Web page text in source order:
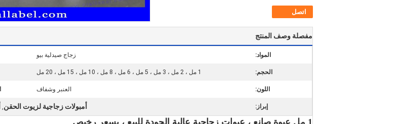
اتصل
مفصلة وصف المنتج
المواد: زجاج صيدلية بيو
الحجم: 1 مل ، 2 مل ، 3 مل ، 5 مل ، 6 مل ، 8 مل ، 10 مل ، 15 مل ، 20 مل
اللون: العنبر وشفاف
إبراز: أمبولات زجاجية لزيوت الحقن,
1 مل عبوة صانع ، عبوات زجاجية عالية الجودة للبيع ، بسعر رخيص